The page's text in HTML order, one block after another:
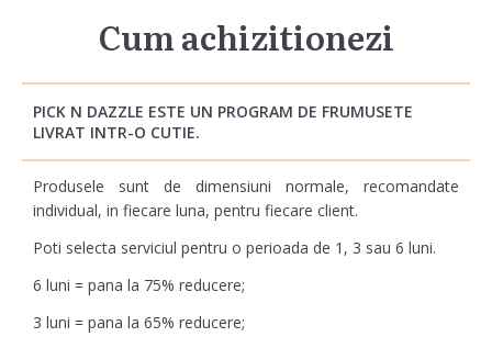
Cum achizitionezi
PICK N DAZZLE ESTE UN PROGRAM DE FRUMUSETE
LIVRAT INTR-O CUTIE.
Produsele sunt de dimensiuni normale, recomandate
individual, in fiecare luna, pentru fiecare client.
Poti selecta serviciul pentru o perioada de 1, 3 sau 6 luni.
6 luni = pana la 75% reducere;
3 luni = pana la 65% reducere;